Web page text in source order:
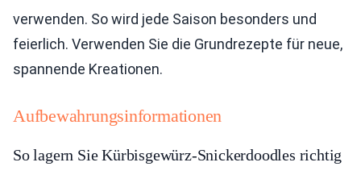
verwenden. So wird jede Saison besonders und
feierlich. Verwenden Sie die Grundrezepte für neue,
spannende Kreationen.
Aufbewahrungsinformationen
So lagern Sie Kürbisgewürz-Snickerdoodles richtig